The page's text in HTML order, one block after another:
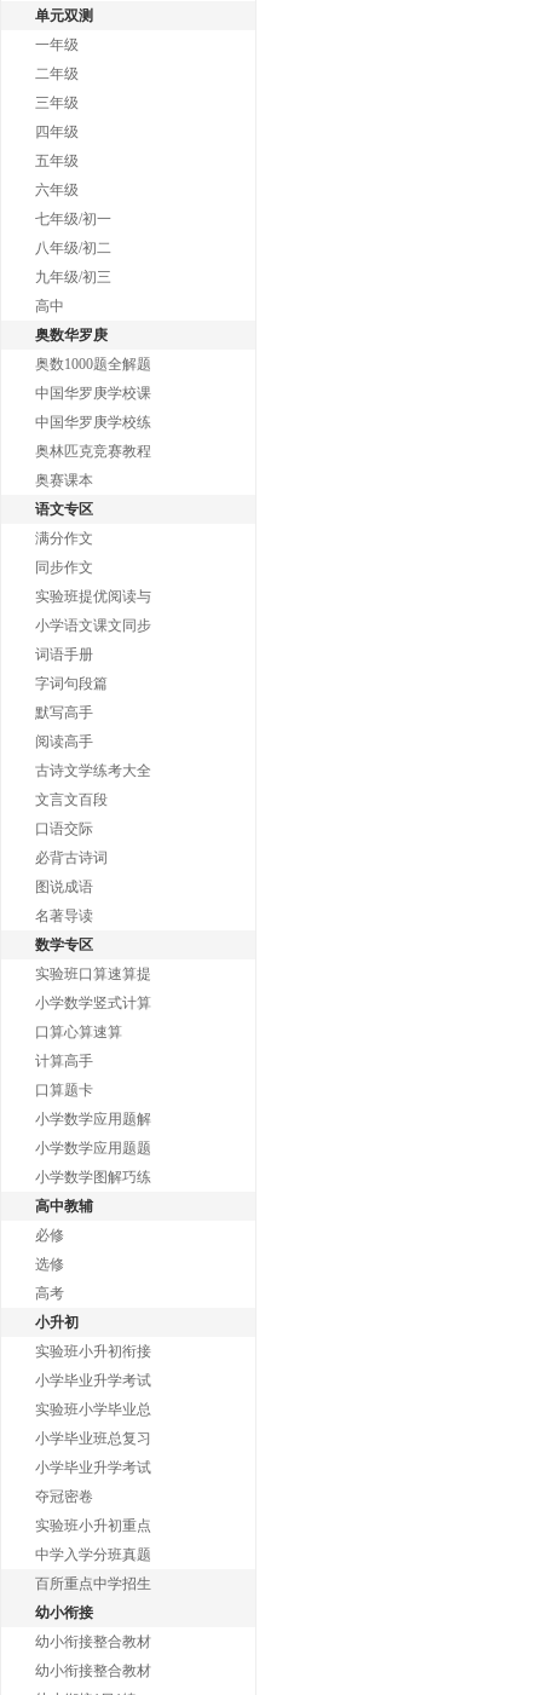
单元双测
一年级
二年级
三年级
四年级
五年级
六年级
七年级/初一
八年级/初二
九年级/初三
高中
奥数华罗庚
奥数1000题全解题
中国华罗庚学校课
中国华罗庚学校练
奥林匹克竞赛教程
奥赛课本
语文专区
满分作文
同步作文
实验班提优阅读与
小学语文课文同步
词语手册
字词句段篇
默写高手
阅读高手
古诗文学练考大全
文言文百段
口语交际
必背古诗词
图说成语
名著导读
数学专区
实验班口算速算提
小学数学竖式计算
口算心算速算
计算高手
口算题卡
小学数学应用题解
小学数学应用题题
小学数学图解巧练
高中教辅
必修
选修
高考
小升初
实验班小升初衔接
小学毕业升学考试
实验班小学毕业总
小学毕业班总复习
小学毕业升学考试
夺冠密卷
实验班小升初重点
中学入学分班真题
百所重点中学招生
幼小衔接
幼小衔接整合教材
幼小衔接整合教材